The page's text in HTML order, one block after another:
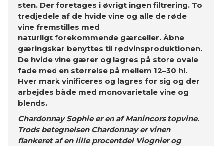
sten. Der foretages i øvrigt ingen filtrering. To
tredjedele af de hvide vine og alle de røde
vine fremstilles med
naturligt forekommende gærceller. Åbne
gæringskar benyttes til rødvinsproduktionen.
De hvide vine gærer og lagres på store ovale
fade med en størrelse på mellem 12–30 hl.
Hver mark vinificeres og lagres for sig og der
arbejdes både med monovarietale vine og
blends.
Chardonnay Sophie er en af Manincors topvine.
Trods betegnelsen Chardonnay er vinen
flankeret af en lille procentdel Viognier og